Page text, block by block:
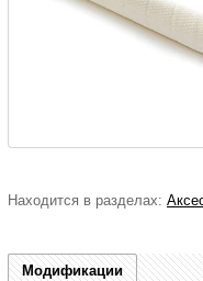
Находится в разделах:
Модификации